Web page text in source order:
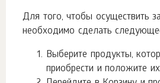
Для того, чтобы осуществить
необходимо сделать
Выберите продукты,
приобрести и положите